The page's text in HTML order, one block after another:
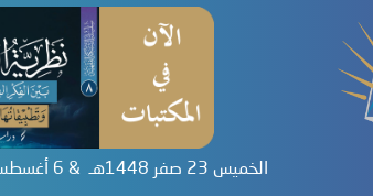
الخميس 23 صفر 1448هـ & 6 أغسطس 2026م